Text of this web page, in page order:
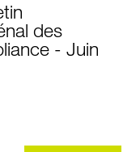
des
- Juin